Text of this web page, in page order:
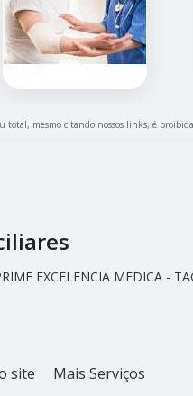
total, mesmo citando nossos links, é
EXCELENCIA MEDICA -
site Mais Serviços